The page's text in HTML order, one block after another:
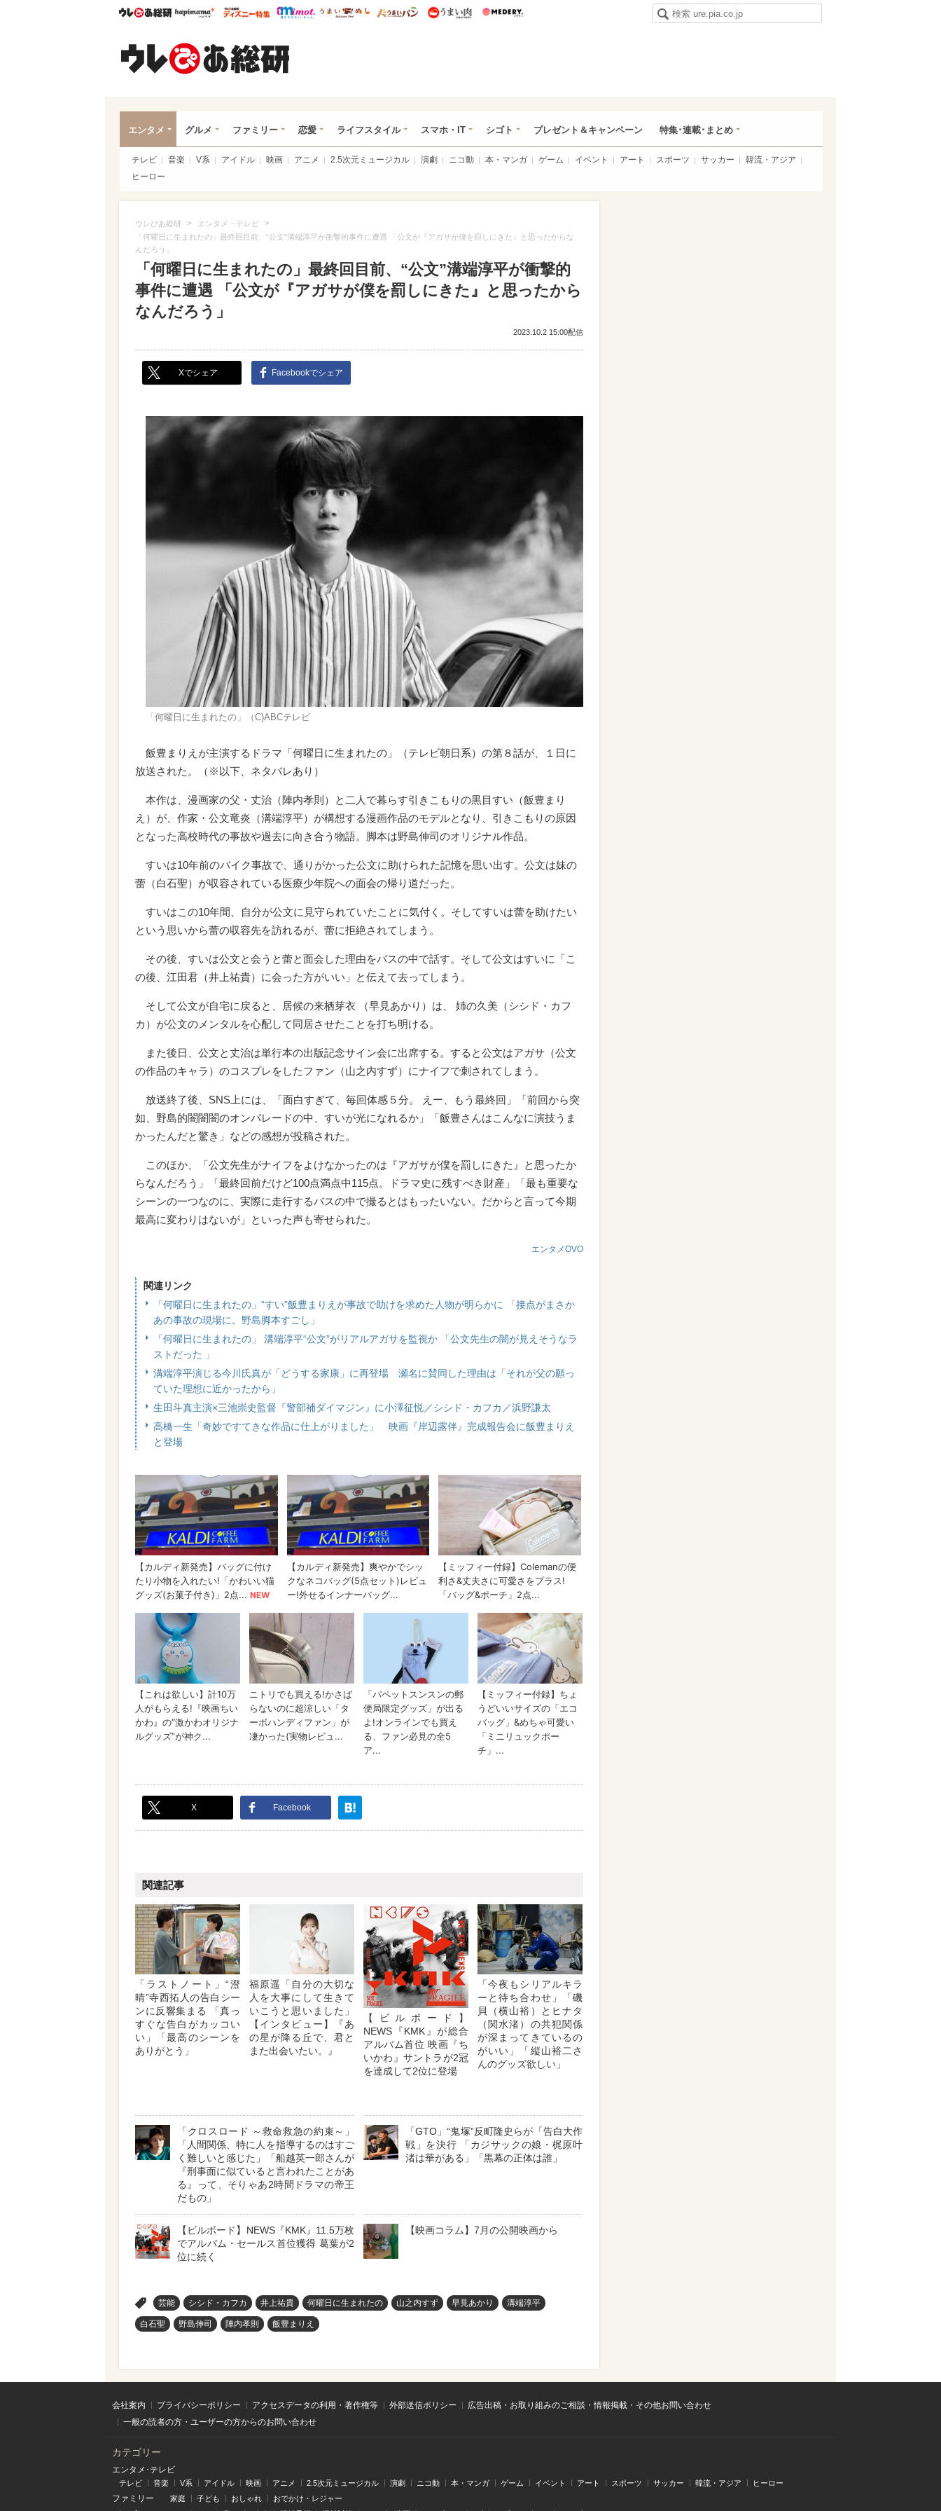
ウレぴあ総研ハピママ* ウレぴあ総研 ディズニー特集
mimot. うまいめし うまいパン うまい肉
エンタメ グルメ ファミリー 恋愛 ライフスタイル スマホ・IT シゴト プレゼント＆キャンペーン 特集･連載･まとめ
テレビ 音楽 V系 アイドル 映画 アニメ 2.5次元ミュージカル 演劇 ニコ動 本・マンガ ゲーム イベント アート スポーツ サッカー
韓流・アジア
ヒーロー
ウレぴあ総研 > エンタメ・テレビ >
「何曜日に生まれたの」最終回目前、“公文”溝端淳平が衝撃的事件に遭遇 「公文が『アガサが僕を罰しにきた』と思ったからな
んだろう」
「何曜日に生まれたの」最終回目前、“公文”溝端淳平が衝撃的
事件に遭遇 「公文が『アガサが僕を罰しにきた』と思ったから
なんだろう」
2023.10.2 15:00配信
Xでシェア Facebookでシェア
「何曜日に生まれたの」︎（C)ABCテレビ
飯豊まりえが主演するドラマ「何曜日に生まれたの」（テレビ朝日系）の第８話が、１日に
放送された。（※以下、ネタバレあり）
本作は、漫画家の父・丈治（陣内孝則）と二人で暮らす引きこもりの黒目すい（飯豊まり
え）が、作家・公文竜炎（溝端淳平）が構想する漫画作品のモデルとなり、引きこもりの原因
となった高校時代の事故や過去に向き合う物語。脚本は野島伸司のオリジナル作品。
すいは10年前のバイク事故で、通りがかった公文に助けられた記憶を思い出す。公文は妹の
蕾（白石聖）が収容されている医療少年院への面会の帰り道だった。
すいはこの10年間、自分が公文に見守られていたことに気付く。そしてすいは蕾を助けたい
という思いから蕾の収容先を訪れるが、蕾に拒絶されてしまう。
その後、すいは公文と会うと蕾と面会した理由をバスの中で話す。そして公文はすいに「こ
の後、江田君（井上祐貴）に会った方がいい」と伝えて去ってしまう。
そして公文が自宅に戻ると、居候の来栖芽衣 （早見あかり）は、 姉の久美（シシド・カフ
カ）が公文のメンタルを心配して同居させたことを打ち明ける。
また後日、公文と丈治は単行本の出版記念サイン会に出席する。すると公文はアガサ（公文
の作品のキャラ）のコスプレをしたファン（山之内すず）にナイフで刺されてしまう。
放送終了後、SNS上には、「面白すぎて、毎回体感５分。 えー、もう最終回」「前回から突
如、野島的闇闇闇のオンパレードの中、すいが光になれるか」「飯豊さんはこんなに演技うま
かったんだと驚き」などの感想が投稿された。
このほか、「公文先生がナイフをよけなかったのは『アガサが僕を罰しにきた』と思ったか
らなんだろう」「最終回前だけど100点満点中115点。ドラマ史に残すべき財産」「最も重要な
シーンの一つなのに、実際に走行するバスの中で撮るとはもったいない。だからと言って今期
最高に変わりはないが」といった声も寄せられた。
エンタメOVO
関連リンク
「何曜日に生まれたの」“すい”飯豊まりえが事故で助けを求めた人物が明らかに 「接点がまさか
あの事故の現場に。野島脚本すごし」
「何曜日に生まれたの」 溝端淳平“公文”がリアルアガサを監視か 「公文先生の闇が見えそうなラ
ストだった 」
溝端淳平演じる今川氏真が「どうする家康」に再登場 瀬名に賛同した理由は「それが父の願っ
ていた理想に近かったから」
生田斗真主演×三池崇史監督『警部補ダイマジン』に小澤征悦／シシド・カフカ／浜野謙太
高橋一生「奇妙ですてきな作品に仕上がりました」 映画『岸辺露伴』完成報告会に飯豊まりえ
と登場
X Facebook
関連記事
「ラストノート」“澄
晴”寺西拓人の告白シー
ンに反響集まる 「真っ
すぐな告白がカッコい
い」「最高のシーンを
ありがとう」
福原遥「自分の大切な
人を大事にして生きて
いこうと思いました」
【インタビュー】『あ
の星が降る丘で、君と
また出会いたい。』
【ビルボード】
NEWS『KMK』が総合
アルバム首位 映画『ち
いかわ』サントラが2冠
を達成して2位に登場
「今夜もシリアルキラ
ーと待ち合わせ」「磯
貝（横山裕）とヒナタ
（関水渚）の共犯関係
が深まってきているの
がいい」「縦山裕二さ
んのグッズ欲しい」
「クロスロード ～救命救急の約束～」
「人間関係、特に人を指導するのはすご
く難しいと感じた」「船越英一郎さんが
『刑事面に似ていると言われたことがあ
る』って、そりゃあ2時間ドラマの帝王
だもの」
「GTO」“鬼塚”反町隆史らが「告白大作
戦」を決行 「カジサックの娘・梶原叶
渚は華がある」「黒幕の正体は誰」
【ビルボード】NEWS『KMK』11.5万枚
でアルバム・セールス首位獲得 葛葉が2
位に続く
【映画コラム】7月の公開映画から
芸能 シシド・カフカ 井上祐貴 何曜日に生まれたの 山之内すず 早見あかり 溝端淳平
白石聖 野島伸司 陣内孝則 飯豊まりえ
会社案内 プライバシーポリシー アクセスデータの利用・著作権等 外部送信ポリシー
広告出稿・お取り組みのご相談・情報掲載・その他お問い合わせ
一般の読者の方・ユーザーの方からのお問い合わせ
カテゴリー
エンタメ･テレビ
テレビ 音楽 V系 アイドル 映画 アニメ 2.5次元ミュージカル 演劇 ニコ動 本・マンガ ゲーム イベント アート スポーツ サッカー 韓流・アジア ヒーロー
ファミリー 家庭 子ども おしゃれ おでかけ・レジャー